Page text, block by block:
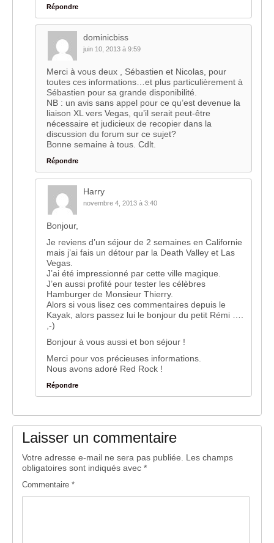
Répondre
dominicbiss
juin 10, 2013 à 9:59
Merci à vous deux , Sébastien et Nicolas, pour
toutes ces informations…et plus particulièrement à
Sébastien pour sa grande disponibilité.
NB : un avis sans appel pour ce qu’est devenue la
liaison XL vers Vegas, qu’il serait peut-être
nécessaire et judicieux de recopier dans la
discussion du forum sur ce sujet?
Bonne semaine à tous. Cdlt.
Répondre
Harry
novembre 4, 2013 à 3:40
Bonjour,
Je reviens d’un séjour de 2 semaines en Californie
mais j’ai fais un détour par la Death Valley et Las
Vegas.
J’ai été impressionné par cette ville magique.
J’en aussi profité pour tester les célèbres
Hamburger de Monsieur Thierry.
Alors si vous lisez ces commentaires depuis le
Kayak, alors passez lui le bonjour du petit Rémi ….
,-)
Bonjour à vous aussi et bon séjour !
Merci pour vos précieuses informations.
Nous avons adoré Red Rock !
Répondre
Laisser un commentaire
Votre adresse e-mail ne sera pas publiée.
Les champs
obligatoires sont indiqués avec *
Commentaire *